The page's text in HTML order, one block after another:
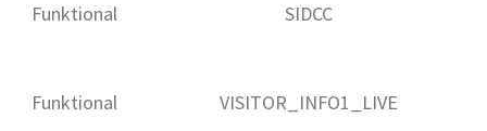
Funktional SIDCC
Funktional VISITOR_INFO1_LIVE